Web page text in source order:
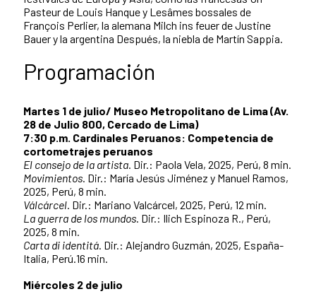
Pasteur de Louis Hanque y Lesâmes bossales de
François Perlier, la alemana Milch ins feuer de Justine
Bauer y la argentina Después, la niebla de Martín Sappia.
Programación
Martes 1 de julio/ Museo Metropolitano de Lima (Av.
28 de Julio 800, Cercado de Lima)
7:30 p.m. Cardinales Peruanos: Competencia de
cortometrajes peruanos
El consejo de la artista. Dir.: Paola Vela, 2025, Perú, 8 min.
Movimientos. Dir.: María Jesús Jiménez y Manuel Ramos,
2025, Perú, 8 min.
Válcárcel. Dir.: Mariano Valcárcel, 2025, Perú, 12 min.
La guerra de los mundos. Dir.: Ilich Espinoza R., Perú,
2025, 8 min.
Carta di identitá. Dir.: Alejandro Guzmán, 2025, España-
Italia, Perú.16 min.
Miércoles 2 de julio